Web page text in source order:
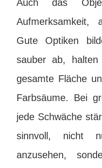
Auch das
Gute Optiken
sauber ab,
gesamte Fläche
Farbsäume. Bei
jede Schwäche
sinnvoll, nicht
anzusehen,